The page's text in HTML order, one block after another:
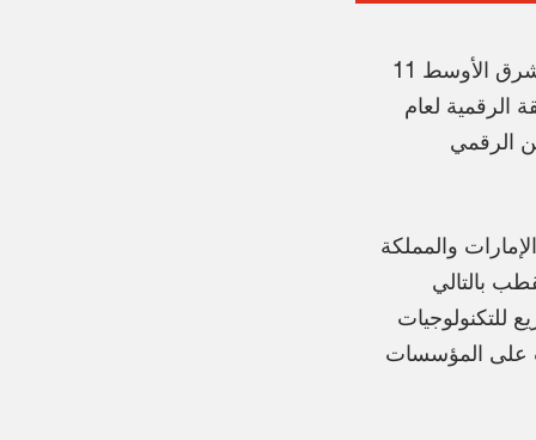
11 الأوسط
الرقمية لعام
الرقمي
والمملكة
بالتالي
للتكنولوجيات
على المؤسسات